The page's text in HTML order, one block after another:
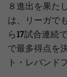
８進出を果た
は、リーガで
ら17試合連続
で最多得点を
ト・レバンド